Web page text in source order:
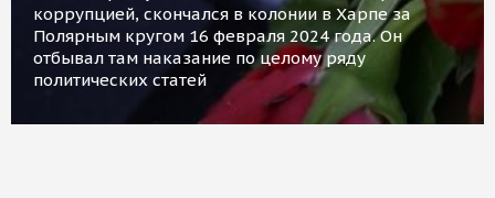
коррупцией, скончался в колонии в Харпе за
Полярным кругом 16 февраля 2024 года. Он
отбывал там наказание по целому ряду
политических статей